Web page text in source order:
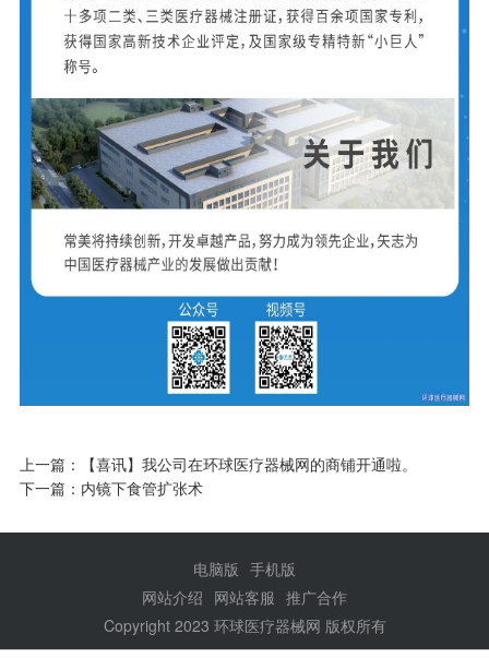
上一篇：
【喜讯】我公司在环球医疗器械网的商铺开通啦。
下一篇： 内镜下食管扩张术
电脑版 手机版
网站介绍 网站客服 推广合作
Copyright 2023 环球医疗器械网 版权所有